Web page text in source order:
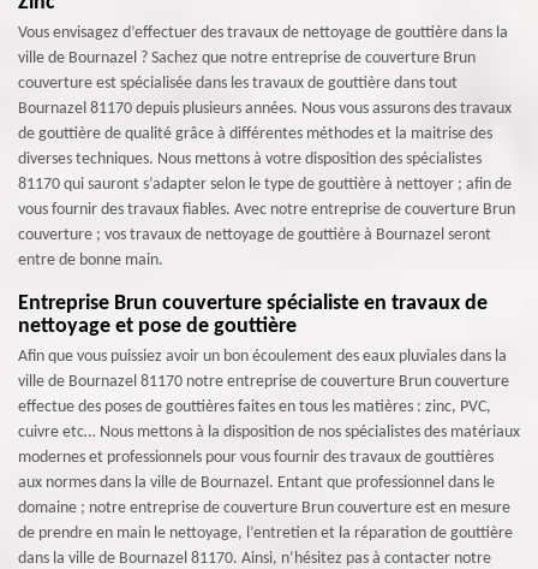
Vous envisagez d’effectuer des travaux de nettoyage de gouttière dans la
ville de Bournazel ? Sachez que notre entreprise de couverture Brun
couverture est spécialisée dans les travaux de gouttière dans tout
Bournazel 81170 depuis plusieurs années. Nous vous assurons des travaux
de gouttière de qualité grâce à différentes méthodes et la maitrise des
diverses techniques. Nous mettons à votre disposition des spécialistes
81170 qui sauront s’adapter selon le type de gouttière à nettoyer ; afin de
vous fournir des travaux fiables. Avec notre entreprise de couverture Brun
couverture ; vos travaux de nettoyage de gouttière à Bournazel seront
entre de bonne main.
Entreprise Brun couverture spécialiste en travaux de
nettoyage et pose de gouttière
Afin que vous puissiez avoir un bon écoulement des eaux pluviales dans la
ville de Bournazel 81170 notre entreprise de couverture Brun couverture
effectue des poses de gouttières faites en tous les matières : zinc, PVC,
cuivre etc… Nous mettons à la disposition de nos spécialistes des matériaux
modernes et professionnels pour vous fournir des travaux de gouttières
aux normes dans la ville de Bournazel. Entant que professionnel dans le
domaine ; notre entreprise de couverture Brun couverture est en mesure
de prendre en main le nettoyage, l’entretien et la réparation de gouttière
dans la ville de Bournazel 81170. Ainsi, n’hésitez pas à contacter notre